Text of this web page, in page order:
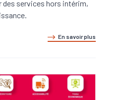
des services hors intérim,
En savoir plus